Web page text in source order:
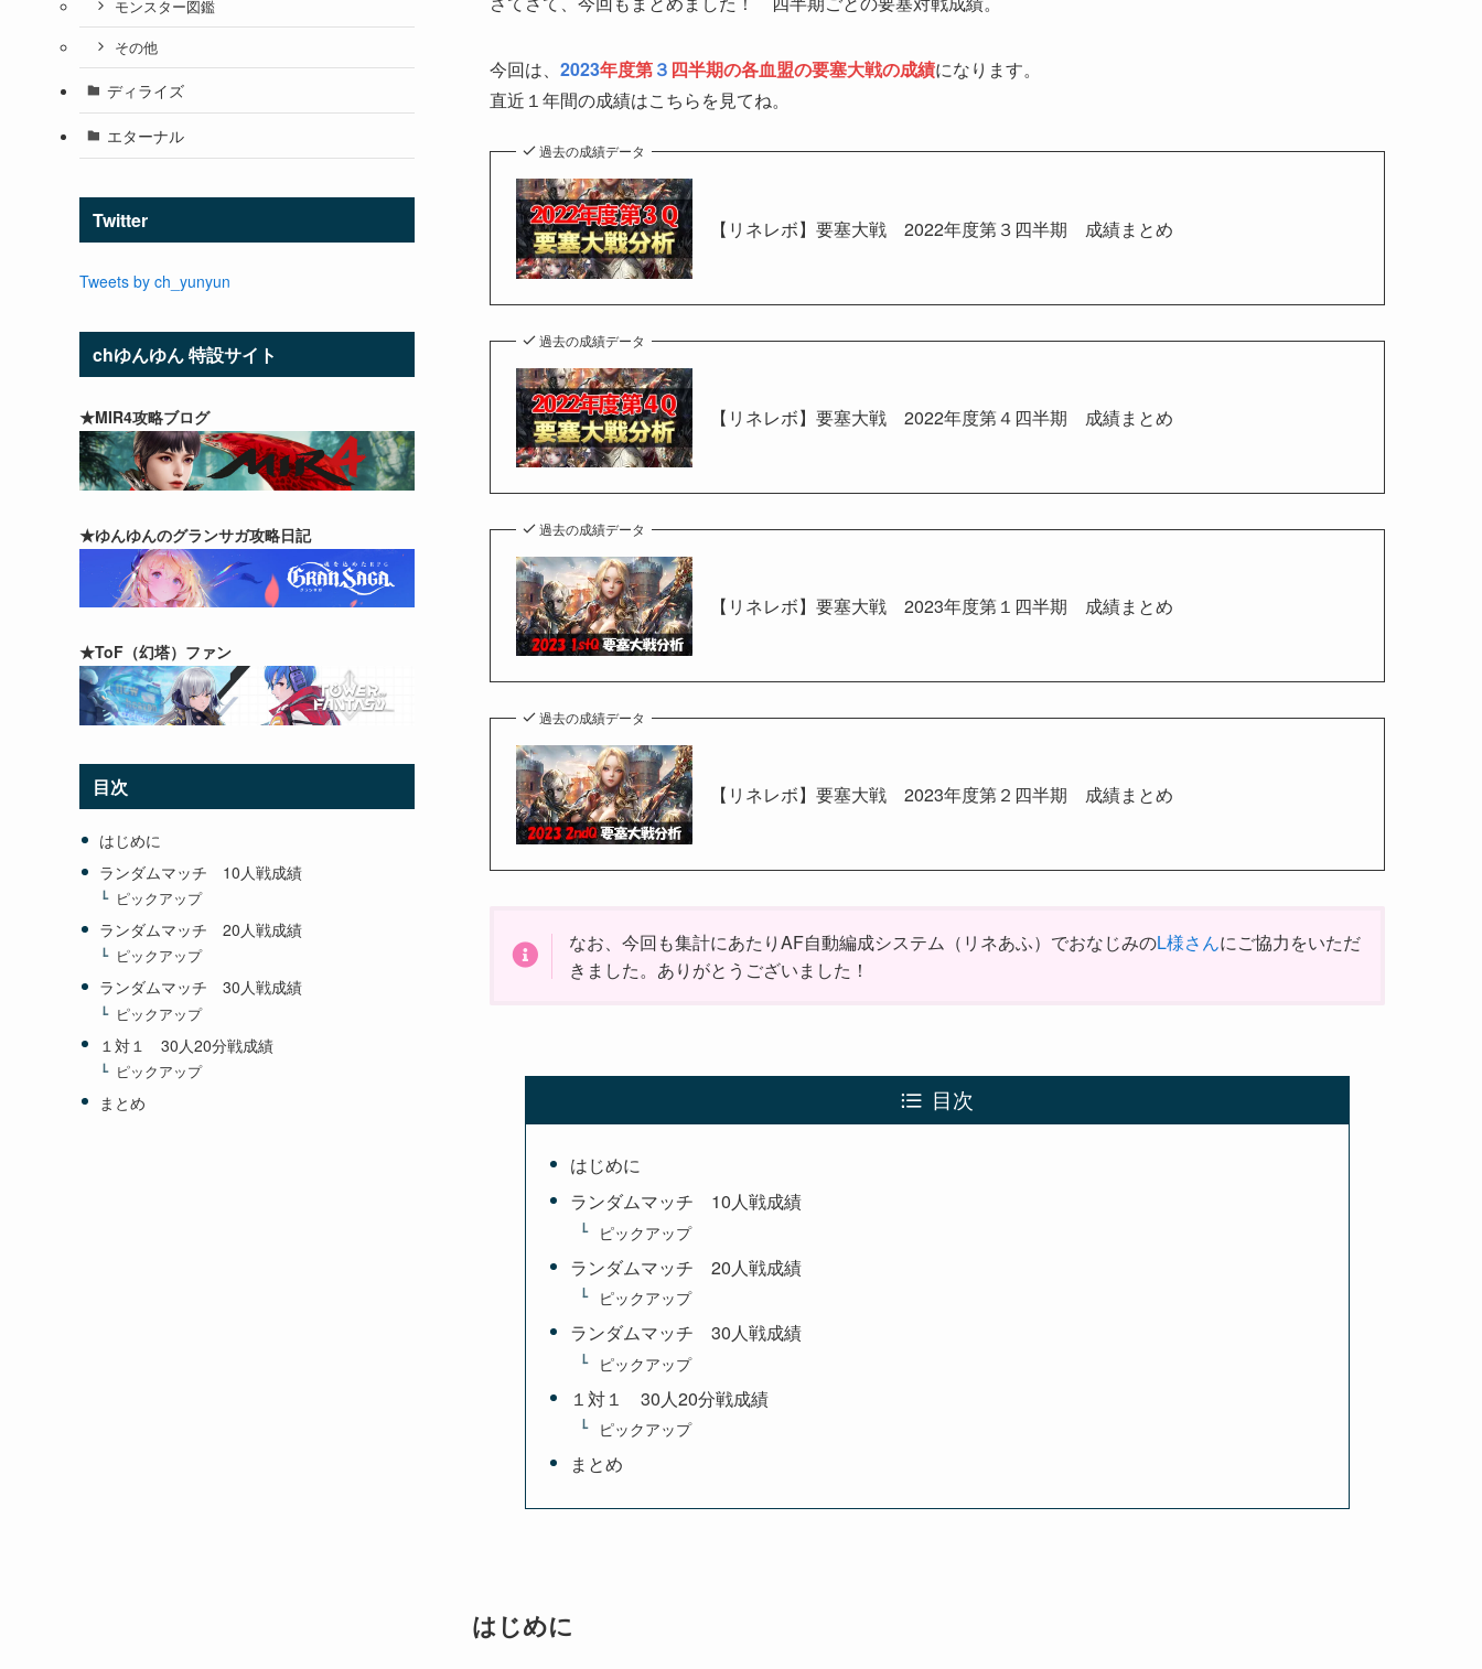
今回は、 2023年度第３ 四半期の各血盟の要塞大戦の成績になります。
直近１年間の成績はこちらを見てね。
過去の成績データ
【リネレボ】要塞大戦 2022年度第３四半期 成績まとめ
過去の成績データ
【リネレボ】要塞大戦 2022年度第４四半期 成績まとめ
過去の成績データ
【リネレボ】要塞大戦 2023年度第１四半期 成績まとめ
過去の成績データ
【リネレボ】要塞大戦 2023年度第２四半期 成績まとめ
なお、今回も集計にあたりAF自動編成システム（リネあふ）でおなじみのL様さんにご協力をいただ
きました。ありがとうございました！
目次
はじめに
ランダムマッチ 10人戦成績
ピックアップ
ランダムマッチ 20人戦成績
ピックアップ
ランダムマッチ 30人戦成績
ピックアップ
１対１ 30人20分戦成績
ピックアップ
まとめ
はじめに
モンスター図鑑
その他
ディライズ
エターナル
Twitter
Tweets by ch_yunyun
chゆんゆん 特設サイト
★MIR4攻略ブログ
★ゆんゆんのグランサガ攻略日記
★ToF（幻塔）ファン
目次
はじめに
ランダムマッチ 10人戦成績
ピックアップ
ランダムマッチ 20人戦成績
ピックアップ
ランダムマッチ 30人戦成績
ピックアップ
１対１ 30人20分戦成績
ピックアップ
まとめ